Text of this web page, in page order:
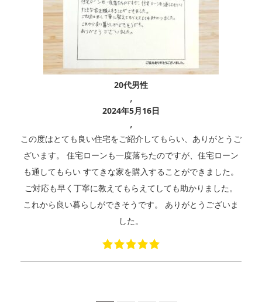
20代男性
,
2024年5月16日
,
この度はとても良い住宅をご紹介してもらい、ありがとうご
ざいます。 住宅ローンも一度落ちたのですが、住宅ローン
も通してもらい すてきな家を購入することができました。
ご対応も早く丁寧に教えてもらえてしても助かりました。
これから良い暮らしができそうです。 ありがとうございま
した。